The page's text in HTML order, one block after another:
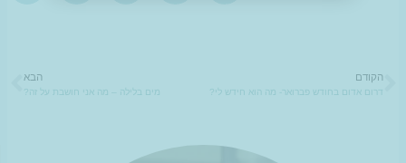
הקודם
דרום אדום בחודש פברואר- מה הוא חידש לי?
הבא
מים בלילה – מה אני חושבת על זה?
הבא